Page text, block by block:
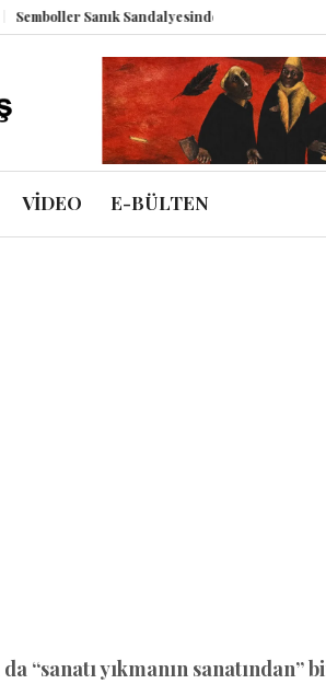
Sanık Sandalyesinde: Epstein vakası
VİDEO E-BÜLTEN
“sanatı yıkmanın